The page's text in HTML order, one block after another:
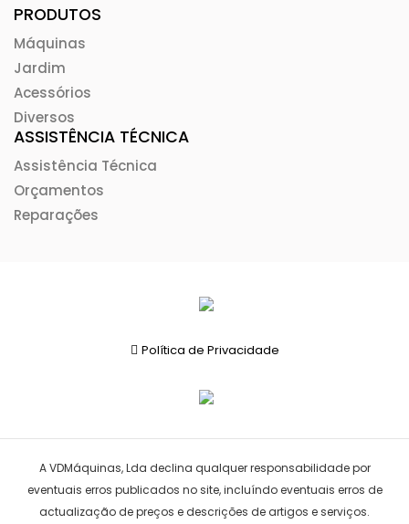
PRODUTOS
Máquinas
Jardim
Acessórios
Diversos
ASSISTÊNCIA TÉCNICA
Assistência Técnica
Orçamentos
Reparações
Política de Privacidade
A VDMáquinas, Lda declina qualquer responsabilidade por
eventuais erros publicados no site, incluíndo eventuais erros de
actualização de preços e descrições de artigos e serviços.